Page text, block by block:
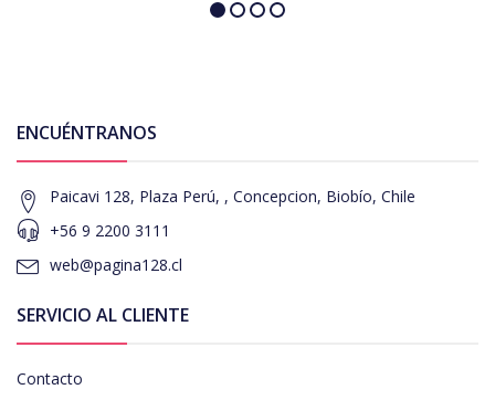
ENCUÉNTRANOS
Paicavi 128, Plaza Perú, , Concepcion, Biobío, Chile
+56 9 2200 3111
web@pagina128.cl
SERVICIO AL CLIENTE
Contacto